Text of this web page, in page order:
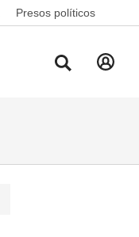
Presos políticos